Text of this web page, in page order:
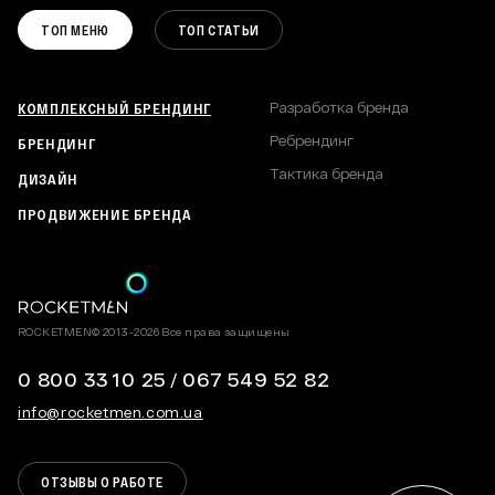
ВАКАНСИИ
ПОЛИТИКА КОНФИДЕНЦИАЛЬНОСТИ
ТАКТИКА БРЕНДА
КОММУНИКАЦИОННАЯ СТРАТЕГИЯ
ТОП МЕНЮ ТОП СТАТЬИ
КОМПЛЕКСНЫЙ БРЕНДИНГ
БРЕНДИНГ
ДИЗАЙН
ПРОДВИЖЕНИЕ БРЕНДА
Разработка бренда
Ребрендинг
Тактика бренда
ROCKETMEN© 2013-2026 Все права защищены
0 800 33 10 25 / 067 549 52 82
info@rocketmen.com.ua
ОТЗЫВЫ О РАБОТЕ